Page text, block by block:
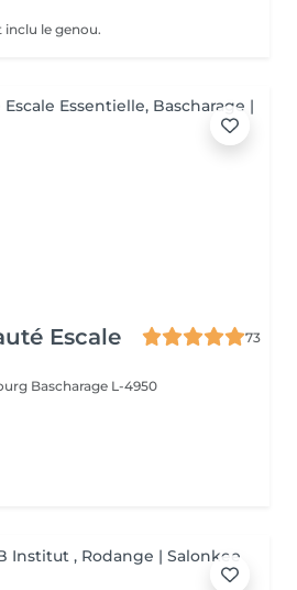
inclu le genou.
Escale
73
Bascharage L-4950